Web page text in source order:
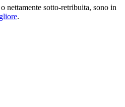
nettamente sotto-retribuita, sono in
.